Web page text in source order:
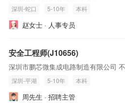
深圳-蛇口 5-10年 本科
赵女士 · 人事专员
安全工程师(J10656)
深圳市鹏芯微集成电路制造有限公司
深圳-平湖 5-10年 本科
周先生 · 招聘主管